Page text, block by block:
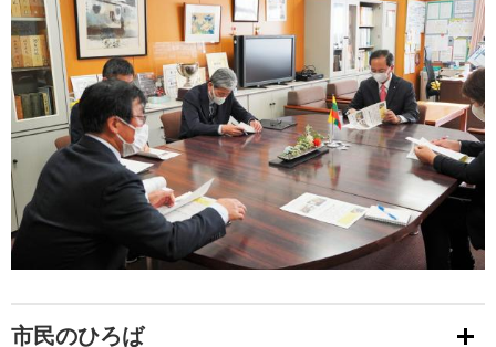
市民のひろば